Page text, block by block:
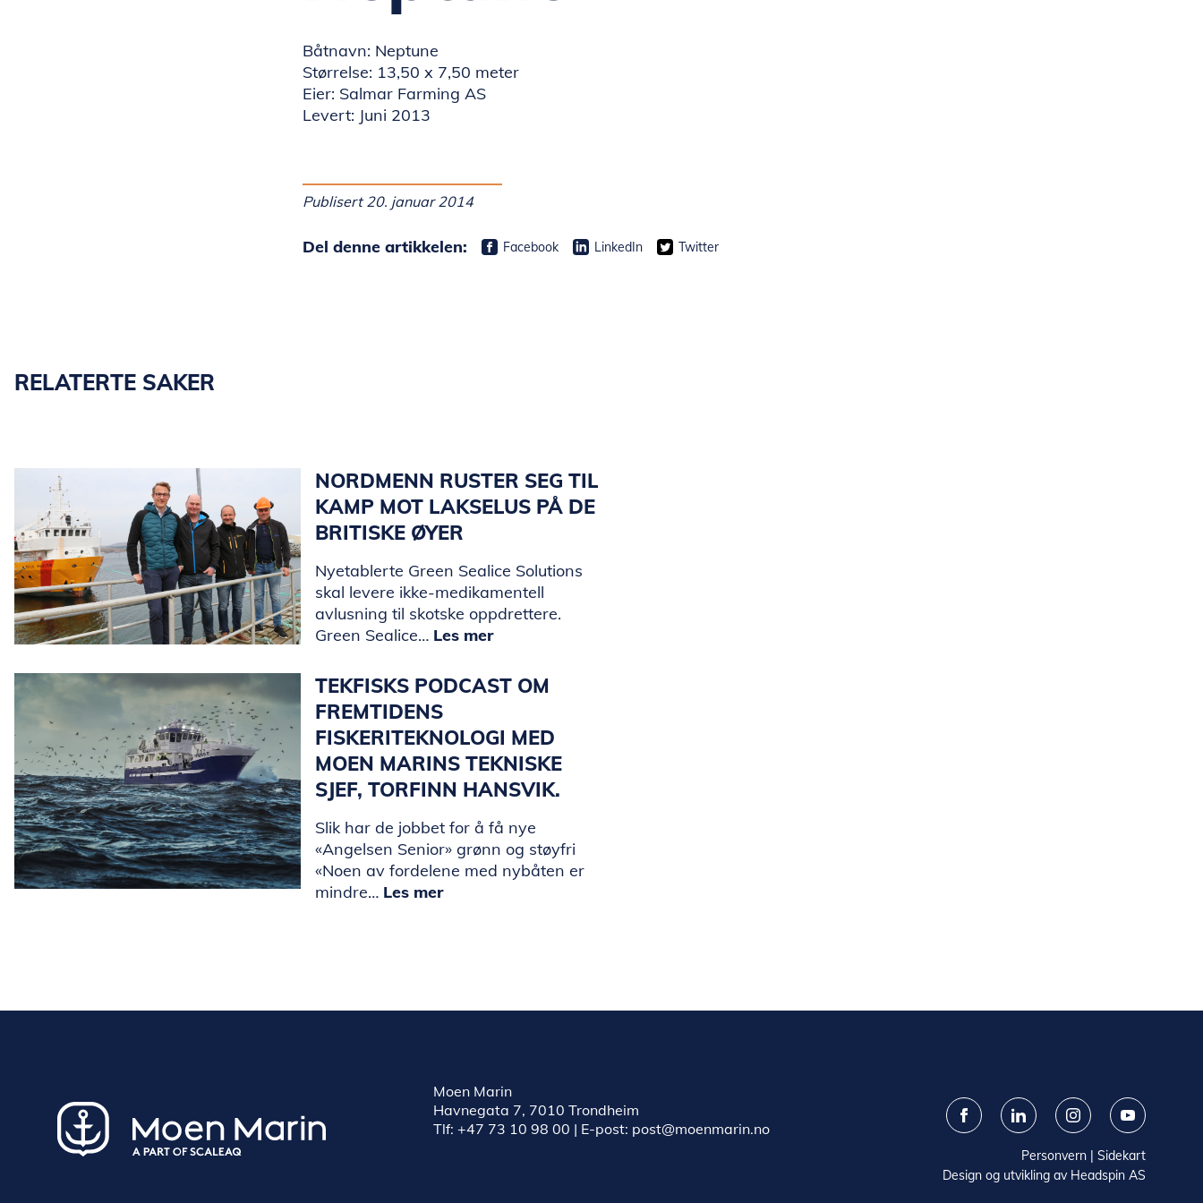
Båtnavn: Neptune
Størrelse: 13,50 x 7,50 meter
Eier: Salmar Farming AS
Levert: Juni 2013
Publisert 20. januar 2014
Del denne artikkelen: Facebook LinkedIn Twitter
RELATERTE SAKER
NORDMENN RUSTER SEG TIL
KAMP MOT LAKSELUS PÅ DE
BRITISKE ØYER
Nyetablerte Green Sealice Solutions
skal levere ikke-medikamentell
avlusning til skotske oppdrettere.
Green Sealice… Les mer
TEKFISKS PODCAST OM
FREMTIDENS
FISKERITEKNOLOGI MED
MOEN MARINS TEKNISKE
SJEF, TORFINN HANSVIK.
Slik har de jobbet for å få nye
«Angelsen Senior» grønn og støyfri
«Noen av fordelene med nybåten er
mindre… Les mer
Moen Marin
Havnegata 7, 7010 Trondheim
Tlf: +47 73 10 98 00 | E-post: post@moenmarin.no
Personvern | Sidekart
Design og utvikling av Headspin AS